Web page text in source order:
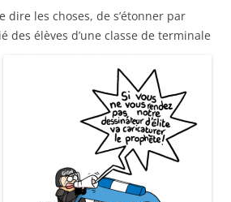
dire les choses, de s’étonner par
des élèves d’une classe de terminale